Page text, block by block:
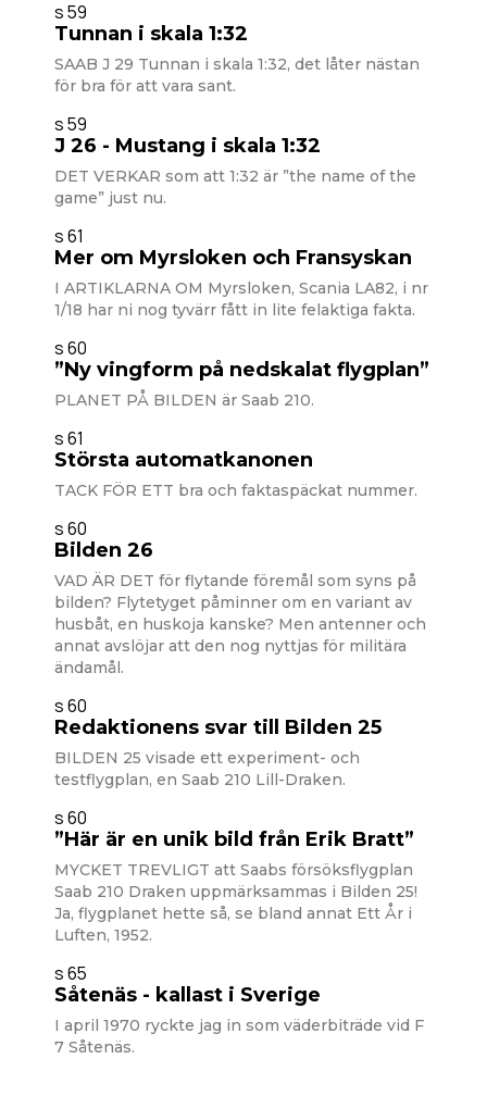
s 59
Tunnan i skala 1:32
SAAB J 29 Tunnan i skala 1:32, det låter nästan
för bra för att vara sant.
s 59
J 26 - Mustang i skala 1:32
DET VERKAR som att 1:32 är ”the name of the
game” just nu.
s 61
Mer om Myrsloken och Fransyskan
I ARTIKLARNA OM Myrsloken, Scania LA82, i nr
1/18 har ni nog tyvärr fått in lite felaktiga fakta.
s 60
”Ny vingform på nedskalat flygplan”
PLANET PÅ BILDEN är Saab 210.
s 61
Största automatkanonen
TACK FÖR ETT bra och faktaspäckat nummer.
s 60
Bilden 26
VAD ÄR DET för flytande föremål som syns på
bilden? Flytetyget påminner om en variant av
husbåt, en huskoja kanske? Men antenner och
annat avslöjar att den nog nyttjas för militära
ändamål.
s 60
Redaktionens svar till Bilden 25
BILDEN 25 visade ett experiment- och
testflygplan, en Saab 210 Lill-Draken.
s 60
”Här är en unik bild från Erik Bratt”
MYCKET TREVLIGT att Saabs försöksflygplan
Saab 210 Draken uppmärksammas i Bilden 25!
Ja, flygplanet hette så, se bland annat Ett År i
Luften, 1952.
s 65
Såtenäs - kallast i Sverige
I april 1970 ryckte jag in som väderbiträde vid F
7 Såtenäs.